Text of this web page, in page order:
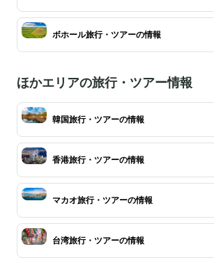
ボホール旅行・ツアーの情報
ほかエリアの旅行・ツアー情報
韓国旅行・ツアーの情報
香港旅行・ツアーの情報
マカオ旅行・ツアーの情報
台湾旅行・ツアーの情報